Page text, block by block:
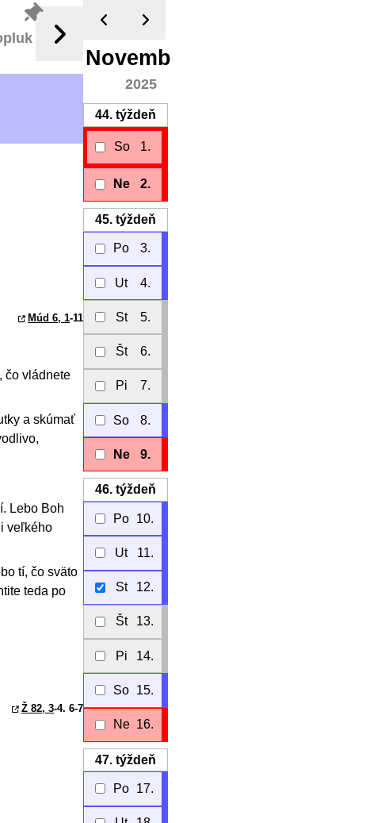
Múd 6, 1-11
čo vládnete
a skúmať
Lebo Boh
veľkého
tí, čo sväto
teda po
Ž 82, 3-4. 6-7
November
2025
44. týždeň
So 1.
Ne 2.
45. týždeň
Po 3.
Ut 4.
St 5.
Št 6.
Pi 7.
So 8.
Ne 9.
46. týždeň
Po 10.
Ut 11.
St 12.
Št 13.
Pi 14.
So 15.
Ne 16.
47. týždeň
Po 17.